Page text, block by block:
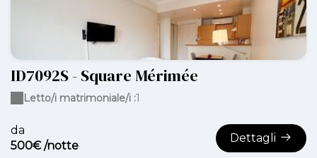
ID7092S - Square Mérimée
da
500€ /notte
Dettagli
Letto/i matrimoniale/i :1